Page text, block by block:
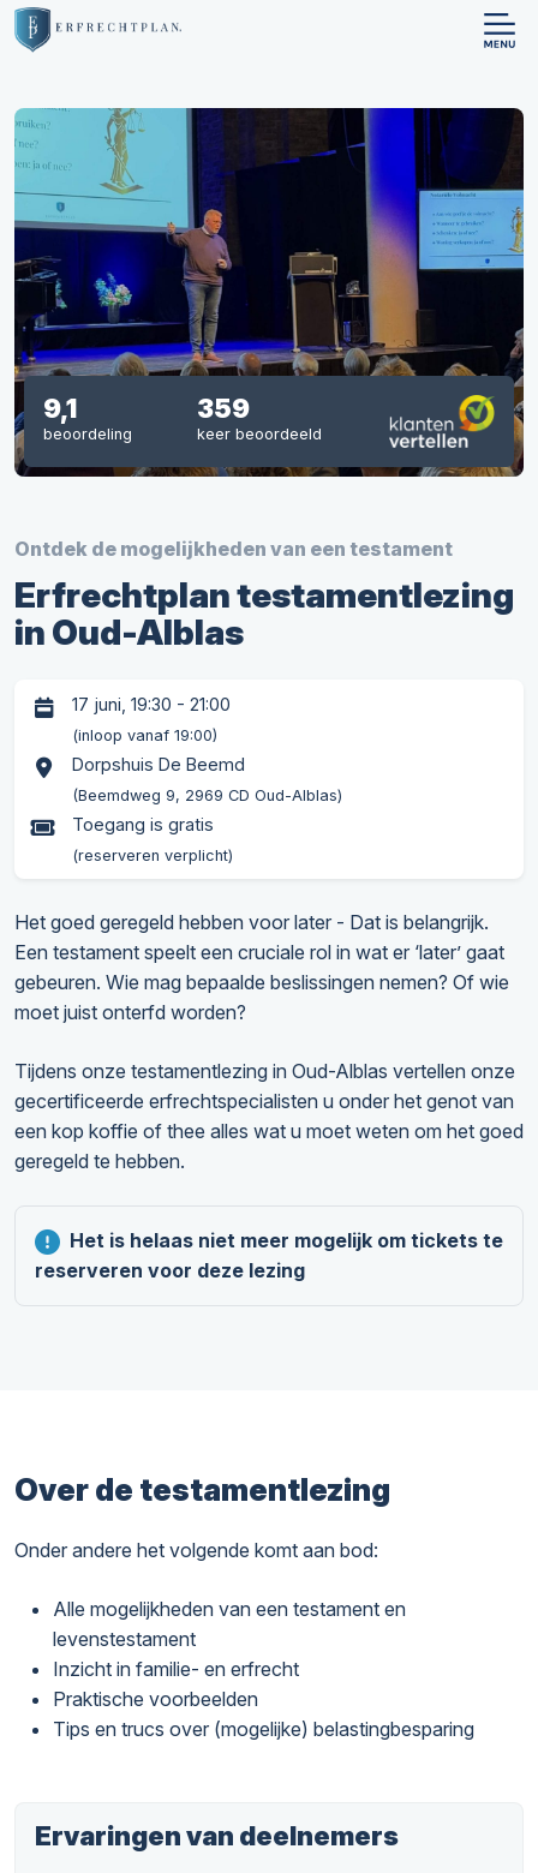
Ontdek de mogelijkheden van een testament
Erfrechtplan testamentlezing
in Oud-Alblas
17 juni, 19:30 - 21:00
(inloop vanaf 19:00)
Dorpshuis De Beemd
(Beemdweg 9, 2969 CD Oud-Alblas)
Toegang is gratis
(reserveren verplicht)
Het goed geregeld hebben voor later - Dat is belangrijk.
Een testament speelt een cruciale rol in wat er ‘later’ gaat
gebeuren. Wie mag bepaalde beslissingen nemen? Of wie
moet juist onterfd worden?
Tijdens onze testamentlezing in Oud-Alblas vertellen onze
gecertificeerde erfrechtspecialisten u onder het genot van
een kop koffie of thee alles wat u moet weten om het goed
geregeld te hebben.
Het is helaas niet meer mogelijk om tickets te
reserveren voor deze lezing
9,1
beoordeling
359
keer beoordeeld
Over de testamentlezing
Onder andere het volgende komt aan bod:
Alle mogelijkheden van een testament en
levenstestament
Inzicht in familie- en erfrecht
Praktische voorbeelden
Tips en trucs over (mogelijke) belastingbesparing
Ervaringen van deelnemers